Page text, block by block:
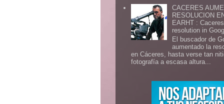
CACERES
RESOLUCION
EARHT :
resolution in
El buscador de
aumentado la
en Cáceres, hasta verse tan
fotografía a escasa altura...